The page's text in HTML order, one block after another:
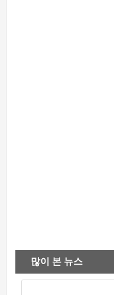
많이 본 뉴스